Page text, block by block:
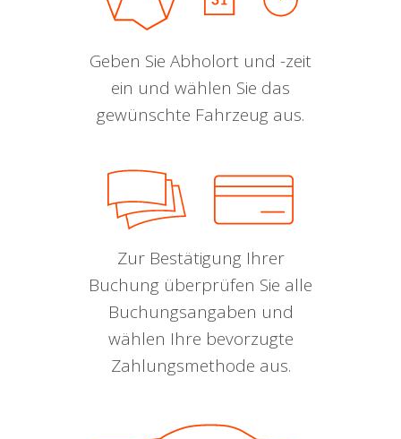
Geben Sie Abholort und -zeit
ein und wählen Sie das
gewünschte Fahrzeug aus.
Zur Bestätigung Ihrer
Buchung überprüfen Sie alle
Buchungsangaben und
wählen Ihre bevorzugte
Zahlungsmethode aus.